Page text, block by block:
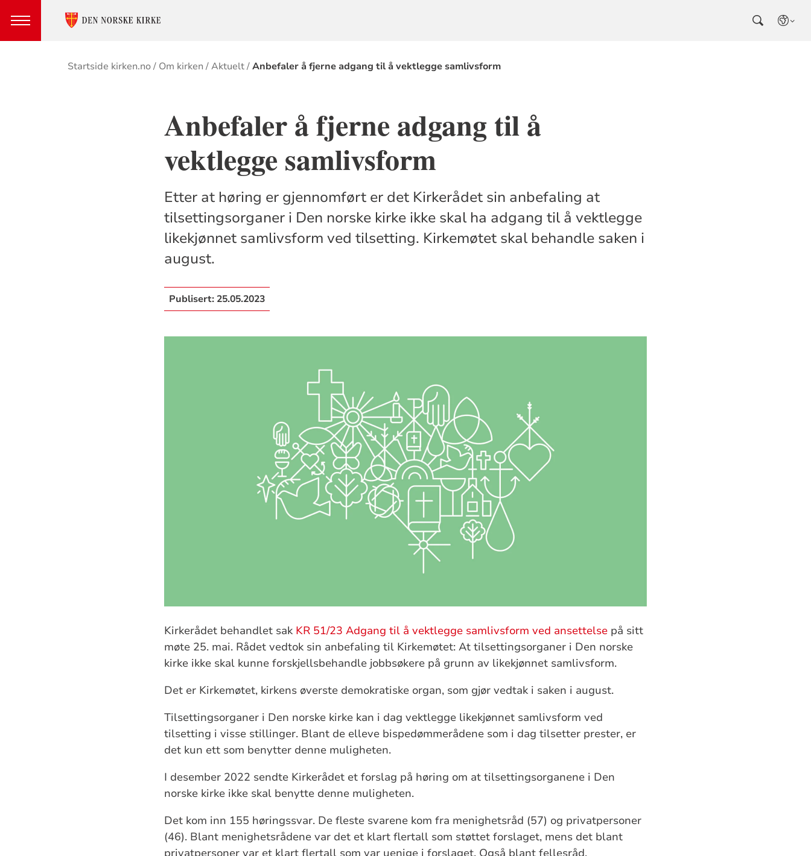
Brødsmulesti
Startside kirken.no Om kirken Aktuelt Anbefaler å fjerne adgang til å vektlegge samlivsform
Anbefaler å fjerne adgang til å
vektlegge samlivsform
Etter at høring er gjennomført er det Kirkerådet sin anbefaling at
tilsettingsorganer i Den norske kirke ikke skal ha adgang til å vektlegge
likekjønnet samlivsform ved tilsetting. Kirkemøtet skal behandle saken i
august.
Publisert: 25.05.2023
Kirkerådet behandlet sak KR 51/23 Adgang til å vektlegge samlivsform ved ansettelse på sitt
møte 25. mai. Rådet vedtok sin anbefaling til Kirkemøtet: At tilsettingsorganer i Den norske
kirke ikke skal kunne forskjellsbehandle jobbsøkere på grunn av likekjønnet samlivsform.
Det er Kirkemøtet, kirkens øverste demokratiske organ, som gjør vedtak i saken i august.
Tilsettingsorganer i Den norske kirke kan i dag vektlegge likekjønnet samlivsform ved
tilsetting i visse stillinger. Blant de elleve bispedømmerådene som i dag tilsetter prester, er
det kun ett som benytter denne muligheten.
I desember 2022 sendte Kirkerådet et forslag på høring om at tilsettingsorganene i Den
norske kirke ikke skal benytte denne muligheten.
Det kom inn 155 høringssvar. De fleste svarene kom fra menighetsråd (57) og privatpersoner
(46). Blant menighetsrådene var det et klart flertall som støttet forslaget, mens det blant
privatpersoner var et klart flertall som var uenige i forslaget. Også blant fellesråd,